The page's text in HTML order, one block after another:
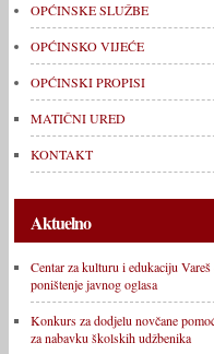
OPĆINSKE SLUŽBE
OPĆINSKO VIJEĆE
OPĆINSKI PROPISI
MATIČNI URED
KONTAKT
Aktuelno
Centar za kulturu i edukaciju Vareš
poništenje javnog oglasa
Konkurs za dodjelu novčane
za nabavku školskih udžbenika